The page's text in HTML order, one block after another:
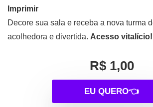
Imprimir
Decore sua sala e receba a nova turma
acolhedora e divertida. Acesso vitalício!
R$ 1,00
EU QUERO👈